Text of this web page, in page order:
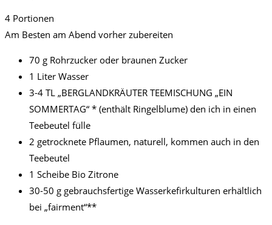
4 Portionen
Am Besten am Abend vorher zubereiten
70 g Rohrzucker oder braunen Zucker
1 Liter Wasser
3-4 TL „BERGLANDKRÄUTER TEEMISCHUNG „EIN
SOMMERTAG“ * (enthält Ringelblume) den ich in einen
Teebeutel fülle
2 getrocknete Pflaumen, naturell, kommen auch in den
Teebeutel
1 Scheibe Bio Zitrone
30-50 g gebrauchsfertige Wasserkefirkulturen erhältlich
bei „fairment“**